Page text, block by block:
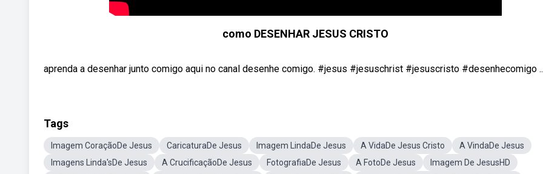
como DESENHAR JESUS CRISTO
aprenda a desenhar junto comigo aqui no canal desenhe comigo. #jesus #jesuschrist #jesuscristo #desenhecomigo
Tags
Imagem CoraçãoDe Jesus CaricaturaDe Jesus Imagem LindaDe Jesus A VidaDe Jesus Cristo
A VindaDe Jesus
Imagens Linda'sDe Jesus
A CrucificaçãoDe Jesus FotografiaDe Jesus A FotoDe Jesus
Imagem De JesusHD